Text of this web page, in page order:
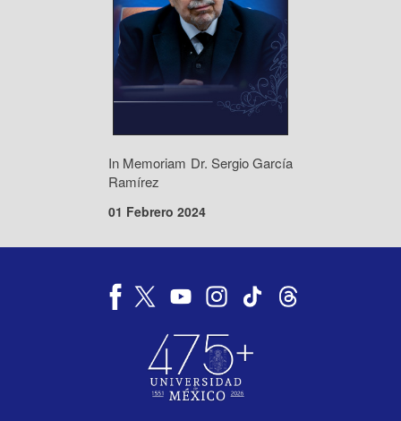
In Memoriam Dr. Sergio García
Ramírez
01 Febrero 2024